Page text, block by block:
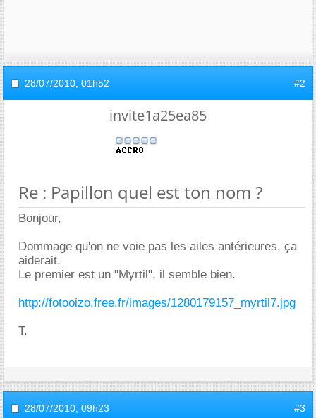
28/07/2010, 01h52 #2
invite1a25ea85
Re : Papillon quel est ton nom ?
Bonjour,
Dommage qu'on ne voie pas les ailes antérieures, ça
aiderait.
Le premier est un "Myrtil", il semble bien.
http://fotooizo.free.fr/images/1280179157_myrtil7.jpg
T.
28/07/2010, 09h23 #3